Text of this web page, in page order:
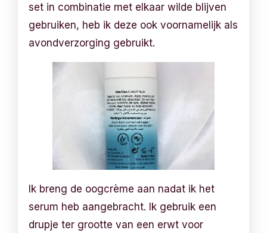
set in combinatie met elkaar wilde blijven
gebruiken, heb ik deze ook voornamelijk als
avondverzorging gebruikt.
Ik breng de oogcrème aan nadat ik het
serum heb aangebracht. Ik gebruik een
drupje ter grootte van een erwt voor